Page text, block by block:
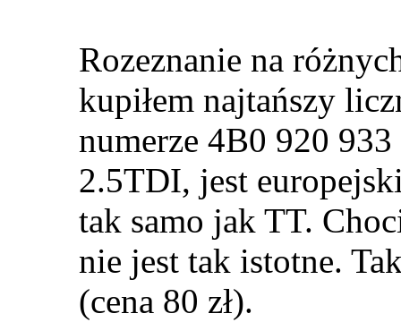
Rozeznanie na
kupiłem najtańszy
numerze 4B0 920
2.5TDI, jest
tak samo jak TT.
nie jest tak istotne.
(cena 80 zł).